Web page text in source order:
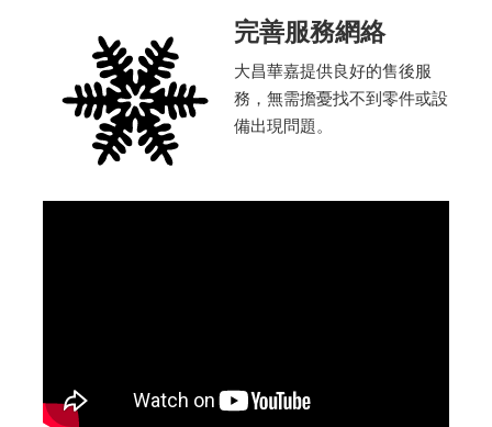
完善服務網絡
大昌華嘉提供良好的售後服
務，無需擔憂找不到零件或設
備出現問題。